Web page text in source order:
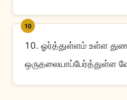
10
10. ஓர்த்துள்ளம் உள்ள
ஒருதலையாப்பேர்த்துள்ள